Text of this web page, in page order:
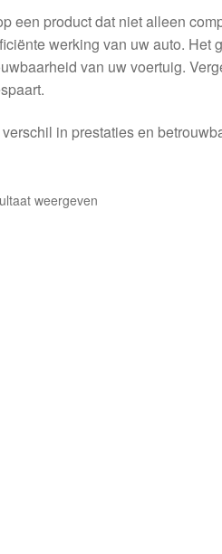
een product dat niet alleen
werking van uw auto. Het
van uw voertuig.
in prestaties en
weergeven